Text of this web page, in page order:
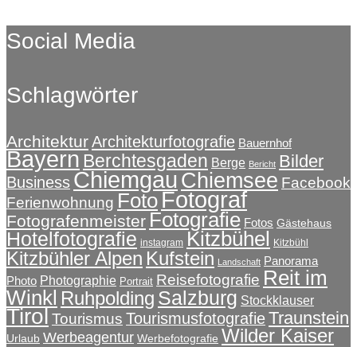
Social Media
Schlagwörter
ArchitekturArchitekturfotografie Bauernhof
Bayern Berchtesgaden Berge Bericht Bilder
BusinessChiemgauChiemsee Facebook
Ferienwohnung FotoFotograf
Fotografenmeister Fotografie Fotos Gästehaus
Hotelfotografie instagram Kitzbühel Kitzbühl
Kitzbühler Alpen Kufstein Landschaft Panorama
Photo Photographie Portrait Reisefotografie Reit im
Winkl Ruhpolding Salzburg Stockklauser
TirolTourismus TourismusfotografieTraunstein
Urlaub Werbeagentur Werbefotografie Wilder Kaiser